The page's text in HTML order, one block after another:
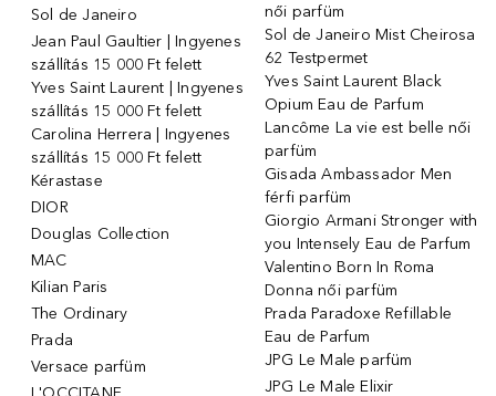
Sol de Janeiro
Jean Paul Gaultier | Ingyenes
szállítás 15 000 Ft felett
Yves Saint Laurent | Ingyenes
szállítás 15 000 Ft felett
Carolina Herrera | Ingyenes
szállítás 15 000 Ft felett
Kérastase
DIOR
Douglas Collection
MAC
Kilian Paris
The Ordinary
Prada
Versace parfüm
női parfüm
Sol de Janeiro Mist Cheirosa
62 Testpermet
Yves Saint Laurent Black
Opium Eau de Parfum
Lancôme La vie est belle női
parfüm
Gisada Ambassador Men
férfi parfüm
Giorgio Armani Stronger with
you Intensely Eau de Parfum
Valentino Born In Roma
Donna női parfüm
Prada Paradoxe Refillable
Eau de Parfum
JPG Le Male parfüm
JPG Le Male Elixir